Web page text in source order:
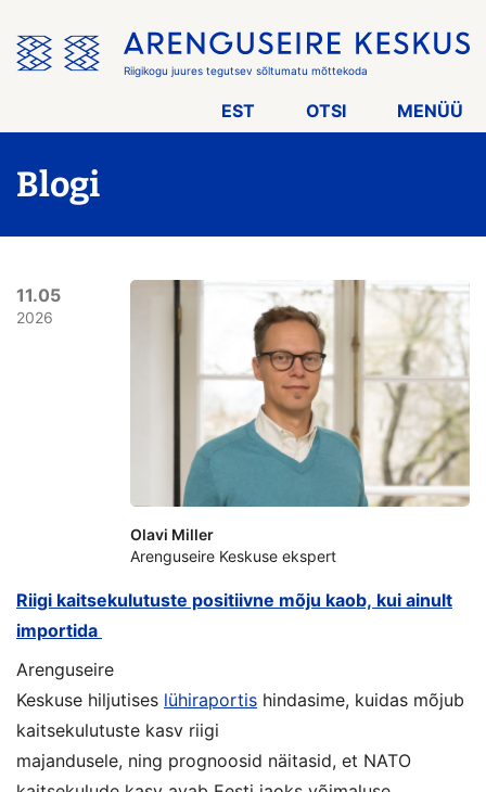
menüü
vahele
Riigikogu juures tegutsev sõltumatu mõttekoda
EST OTSI MENÜÜ
Blogi
11.05
2026
Riigi kaitsekulutuste positiivne mõju kaob, kui ainult
importida
Arenguseire
Keskuse hiljutises lühiraportis hindasime, kuidas mõjub
kaitsekulutuste kasv riigi
majandusele, ning prognoosid näitasid, et NATO
Olavi Miller
Arenguseire Keskuse ekspert